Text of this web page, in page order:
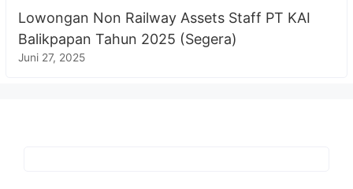
Lowongan Non Railway Assets Staff PT KAI
Balikpapan Tahun 2025 (Segera)
Juni 27, 2025